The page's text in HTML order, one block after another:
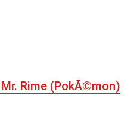
Rime (PokÃ©mon)